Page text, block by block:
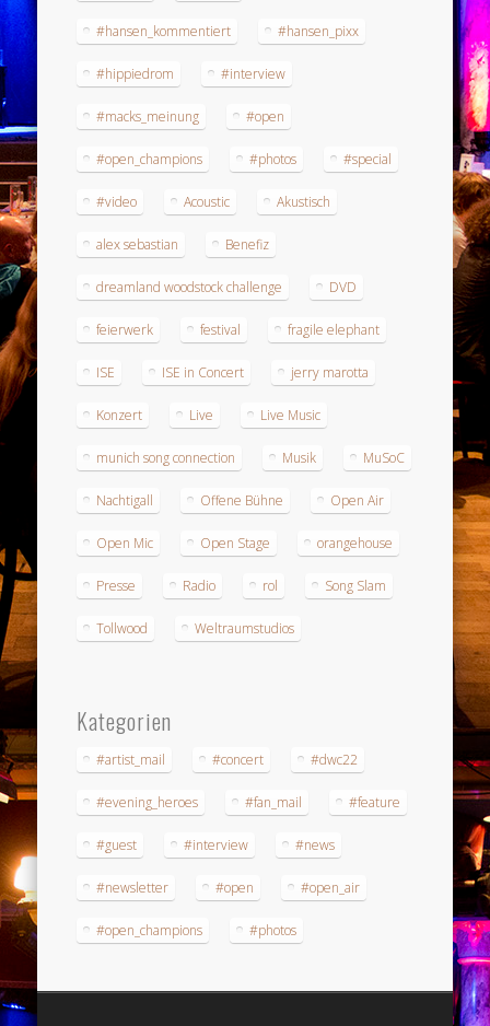
#hansen_kommentiert #hansen_pixx
#hippiedrom #interview
#macks_meinung #open
#open_champions #photos #special
#video Acoustic Akustisch
alex sebastian Benefiz
dreamland woodstock challenge DVD
feierwerk festival fragile elephant
ISE ISE in Concert jerry marotta
Konzert Live Live Music
munich song connection Musik MuSoC
Nachtigall Offene Bühne Open Air
Open Mic Open Stage orangehouse
Presse Radio rol Song Slam
Tollwood Weltraumstudios
Kategorien
#artist_mail #concert #dwc22
#evening_heroes #fan_mail #feature
#guest #interview #news
#newsletter #open #open_air
#open_champions #photos